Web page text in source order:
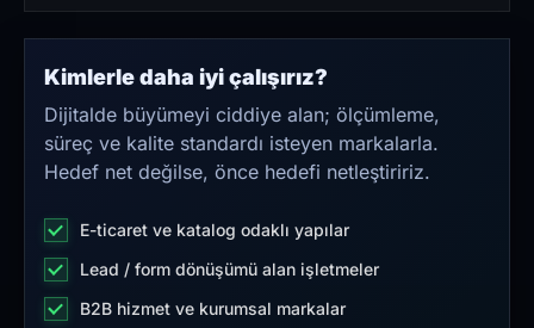
Kimlerle daha iyi çalışırız?
Dijitalde büyümeyi ciddiye alan; ölçümleme,
süreç ve kalite standardı isteyen markalarla.
Hedef net değilse, önce hedefi netleştiririz.
E-ticaret ve katalog odaklı yapılar
Lead / form dönüşümü alan işletmeler
B2B hizmet ve kurumsal markalar